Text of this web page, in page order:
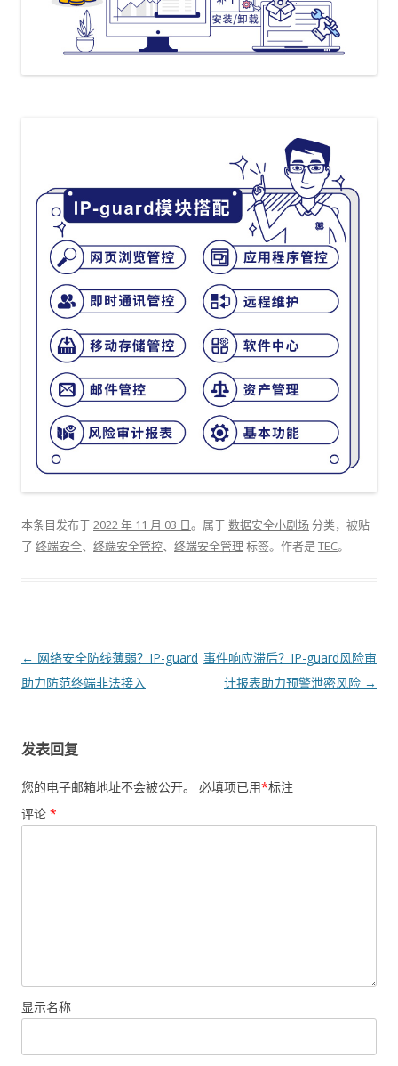
本条目发布于2022 年 11 月 03 日。属于数据安全小剧场分类，被贴
了 终端安全、 终端安全管控、 终端安全管理 标签。 作者是TEC。
文章导航
← 网络安全防线薄弱？IP-guard
助力防范终端非法接入
事件响应滞后？IP-guard风险审
计报表助力预警泄密风险 →
发表回复
您的电子邮箱地址不会被公开。 必填项已用*标注
评论 *
显示名称